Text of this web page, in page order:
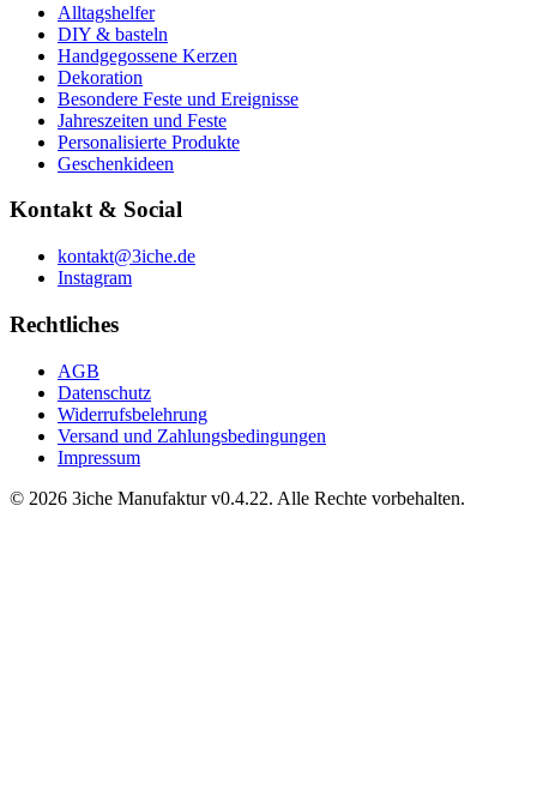
Alltagshelfer
DIY & basteln
Handgegossene Kerzen
Dekoration
Besondere Feste und Ereignisse
Jahreszeiten und Feste
Personalisierte Produkte
Geschenkideen
Kontakt & Social
kontakt@3iche.de
Instagram
Rechtliches
AGB
Datenschutz
Widerrufsbelehrung
Versand und Zahlungsbedingungen
Impressum
© 2026 3iche Manufaktur v0.4.22. Alle Rechte vorbehalten.